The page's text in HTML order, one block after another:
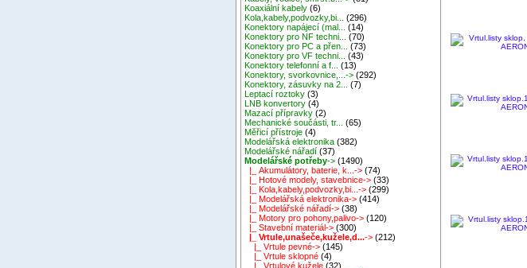
Koaxiální kabely (6)
Kola,kabely,podvozky,bi...
(296)
Konektory napájecí (mal...
(14)
Konektory pro NF techni...
(70)
Konektory pro PC a přen...
(73)
Konektory pro VF techni...
(43)
Konektory telefonní a f...
(13)
Konektory, svorkovnice,...-> (292)
Konektory, zásuvky na 2...
(7)
Leptací roztoky (3)
LNB konvertory (4)
Mazací přípravky (2)
Mechanické součásti, tr...
(65)
Měřicí přístroje (4)
Modelářská elektronika (382)
Modelářské nářadí (37)
Modelářské potřeby-> (1490)
|_ Akumulátory, baterie, k...-> (74)
|_ Hotové modely, stavebnice-> (33)
|_ Kola,kabely,podvozky,bi...-> (299)
|_ Modelářská elektronika-> (414)
|_ Modelářské nářadí-> (38)
|_ Motory pro pohony,palivo-> (120)
|_ Stavební materiál-> (300)
|_ Vrtule,unašeče,kužele,d...-> (212)
|_ Vrtule pevné-> (145)
|_ Vrtule sklopné (4)
|_ Vrtulové kužele (32)